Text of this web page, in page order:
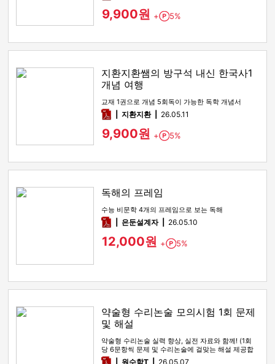
9,900원 + Point
5%
지환지환쌤의 방구석 내신 한국사1
개념 여행
교재 1권으로 개념 5회독이 가능한 독학 개념서
pdf지환지환 26.05.11
9,900원 + Point
5%
독해의 프레임
수능 비문학 4개의 프레임으로 보는 독해
pdf은둔설계자 26.05.10
12,000원 + Point
5%
약술형 수리논술 모의시험 1회 문제
및 해설
약술형 수리논술 실력 향상, 실전 자료와 함께! (1회
당 6문항씩 문제 및 수리논술에 걸맞는 해설 제공합
니다!)pdf원수학T 26.05.07